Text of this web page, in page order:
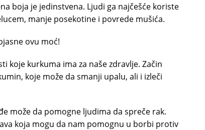
boja je jedinstvena. Ljudi ga najčešće koriste
manje posekotine i povrede mušića.
ovu moć!
koje kurkuma ima za naše zdravlje. Začin
koje može da smanji upalu, ali i izleči
može da pomogne ljudima da spreče rak.
koja mogu da nam pomognu u borbi protiv